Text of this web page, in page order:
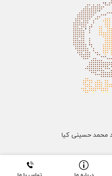
محمد حسینی کیا